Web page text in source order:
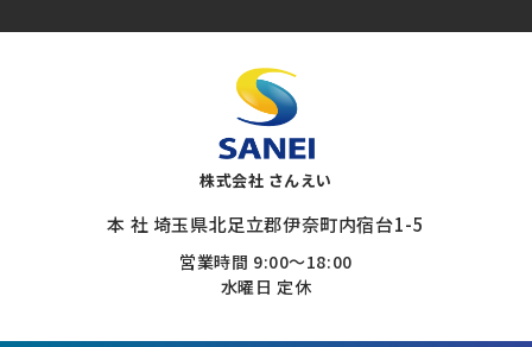
株式会社 さんえい
本 社 埼玉県北足立郡伊奈町内宿台1-5
営業時間 9:00～18:00
水曜日 定休